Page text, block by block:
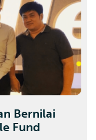
Bernilai
Fund